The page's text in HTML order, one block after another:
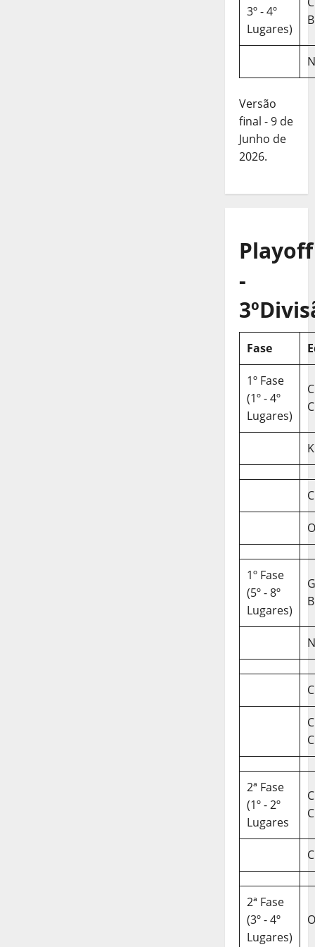
3º - 4º
Lugares)
B
Versão
final - 9 de
Junho de
2026.
Playoff
-
Fase
1º Fase
(1º - 4º
Lugares)
C
1º Fase
(5º - 8º
Lugares)
B
C
2ª Fase
(1º - 2º
Lugares
C
2ª Fase
(3º - 4º
Lugares)